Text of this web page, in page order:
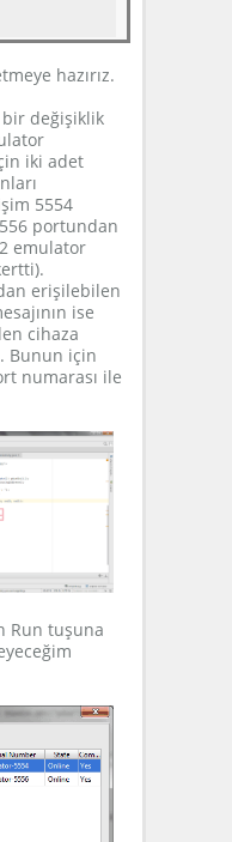
hazırız.
değişiklik
iki adet
5554
portundan
emulator
erişilebilen
ise
cihaza
Bunun için
numarası ile
Run tuşuna